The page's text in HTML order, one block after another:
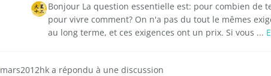
Bonjour La question essentielle est: pour combien de
pour vivre comment? On n'a pas du tout le mêmes
au long terme, et ces exigences ont un prix. Si vous ...
mars2012hk a répondu à une discussion